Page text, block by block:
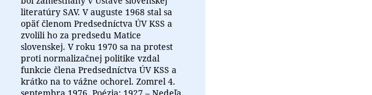
literatúry SAV. V auguste 1968 stal sa
opäť členom Predsedníctva ÚV KSS a
zvolili ho za predsedu Matice
slovenskej. V roku 1970 sa na protest
proti normalizačnej politike vzdal
funkcie člena Predsedníctva ÚV KSS a
krátko na to vážne ochorel. Zomrel 4.